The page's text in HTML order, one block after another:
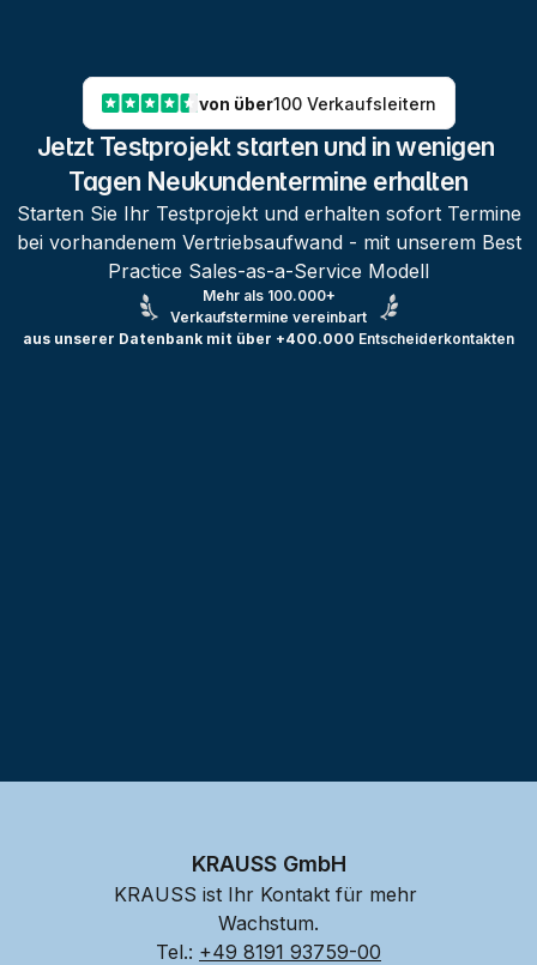
von über100 Verkaufsleitern
Jetzt Testprojekt starten und in wenigen
Tagen Neukundentermine erhalten
Starten Sie Ihr Testprojekt und erhalten sofort Termine
bei vorhandenem Vertriebsaufwand - mit unserem Best
Practice Sales-as-a-Service Modell
Mehr als 100.000+
Verkaufstermine vereinbart
aus unserer Datenbank mit über +400.000 Entscheiderkontakten
KRAUSS GmbH
KRAUSS ist Ihr Kontakt für mehr
Wachstum.
Tel.: +49 8191 93759-00